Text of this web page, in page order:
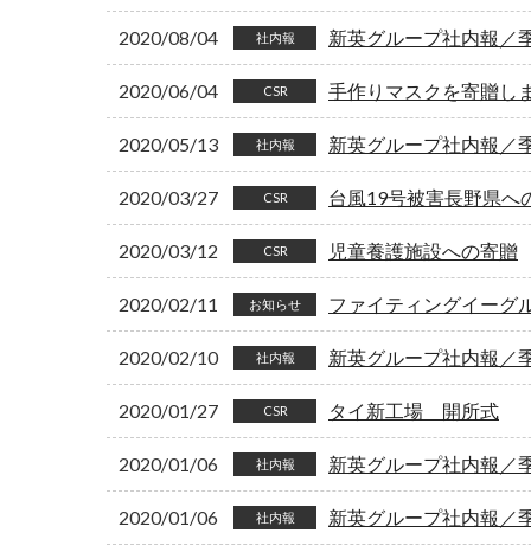
2020/08/04 社内報 新英グループ社内報
2020/06/04 CSR 手作りマスクを寄贈し
2020/05/13 社内報 新英グループ社内報
2020/03/27 CSR 台風19号被害長野県へ
2020/03/12 CSR 児童養護施設への寄贈
2020/02/11 お知らせ ファイティングイーグ
2020/02/10 社内報 新英グループ社内報
2020/01/27 CSR タイ新工場 開所式
2020/01/06 社内報 新英グループ社内報
2020/01/06 社内報 新英グループ社内報